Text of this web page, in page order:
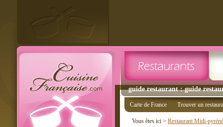
guide restaurant : guide
Carte de France Trouver un
Vous êtes ici > Restaurant Midi-